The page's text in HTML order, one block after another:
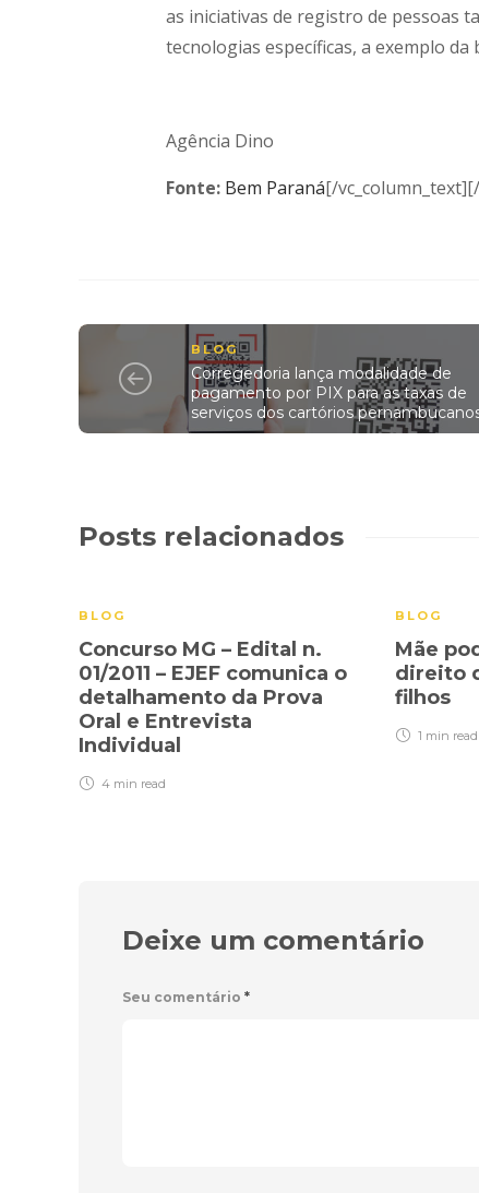
as iniciativas de registro de pessoas
tecnologias específicas, a exemplo
Agência Dino
Fonte: Bem Paraná[/
BLOG
Corregedoria lança modalidade de
pagamento por PIX para as taxas de
serviços dos cartórios
Posts relacionados
BLOG
Concurso MG – Edital n.
01/2011 – EJEF comunica o
detalhamento da Prova
Oral e Entrevista
Individual
4 min read
BLOG
Mãe
direito
filhos
1 min read
Deixe um comentário
Seu comentário *